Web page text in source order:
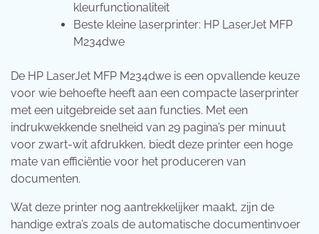
kleurfunctionaliteit
Beste kleine laserprinter: HP LaserJet MFP
M234dwe
De HP LaserJet MFP M234dwe is een opvallende keuze
voor wie behoefte heeft aan een compacte laserprinter
met een uitgebreide set aan functies. Met een
indrukwekkende snelheid van 29 pagina’s per minuut
voor zwart-wit afdrukken, biedt deze printer een hoge
mate van efficiëntie voor het produceren van
documenten.
Wat deze printer nog aantrekkelijker maakt, zijn de
handige extra’s zoals de automatische documentinvoer